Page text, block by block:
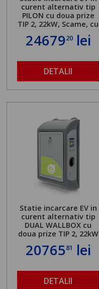
curent alternativ tip
PILON cu doua prize
TIP 2, 22kW, Scame, cu
2467920lei
DETALII
Statie incarcare EV in
curent alternativ tip
DUAL WALLBOX cu
doua prize TIP 2, 22kW
2076581 lei
DETALII